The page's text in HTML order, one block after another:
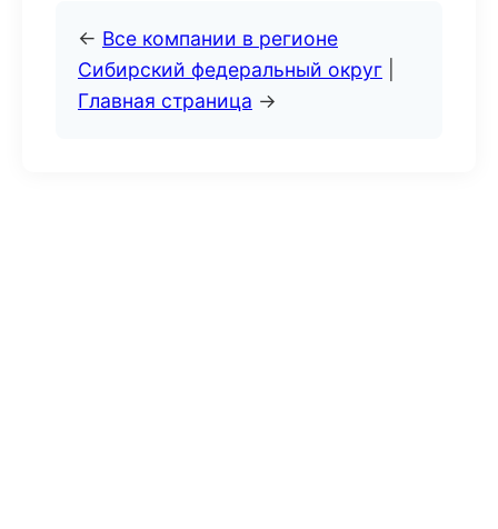
← Все компании в регионе
Сибирский федеральный округ
Главная страница →